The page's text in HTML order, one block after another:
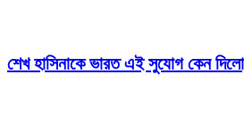
শেখ হাসিনাকে ভারত এই সুযোগ কেন